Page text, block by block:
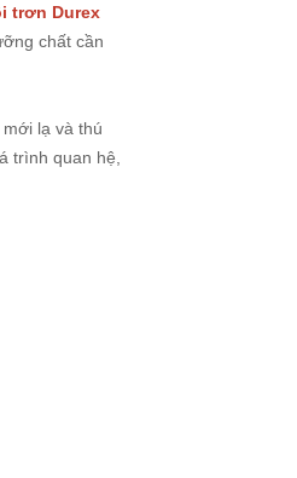
trơn Durex
chất cần
lạ và thú
trình quan hệ,